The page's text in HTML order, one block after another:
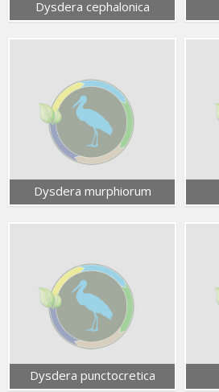
Dysdera cephalonica
Dysdera murphiorum
Dysdera punctocretica